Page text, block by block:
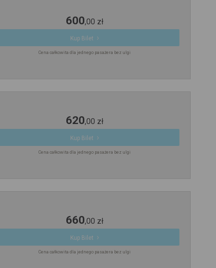
600,00 zł
Kup Bilet
Cena całkowita dla jednego pasażera bez ulgi
620,00 zł
Kup Bilet
Cena całkowita dla jednego pasażera bez ulgi
660,00 zł
Kup Bilet
Cena całkowita dla jednego pasażera bez ulgi